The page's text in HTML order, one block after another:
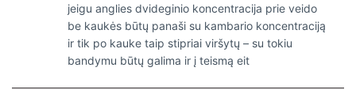
jeigu anglies dvideginio koncentracija prie veido
be kaukės būtų panaši su kambario koncentraciją
ir tik po kauke taip stipriai viršytų – su tokiu
bandymu būtų galima ir į teismą eit